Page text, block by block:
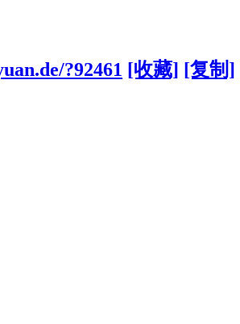
?92461 [收藏] [复制]